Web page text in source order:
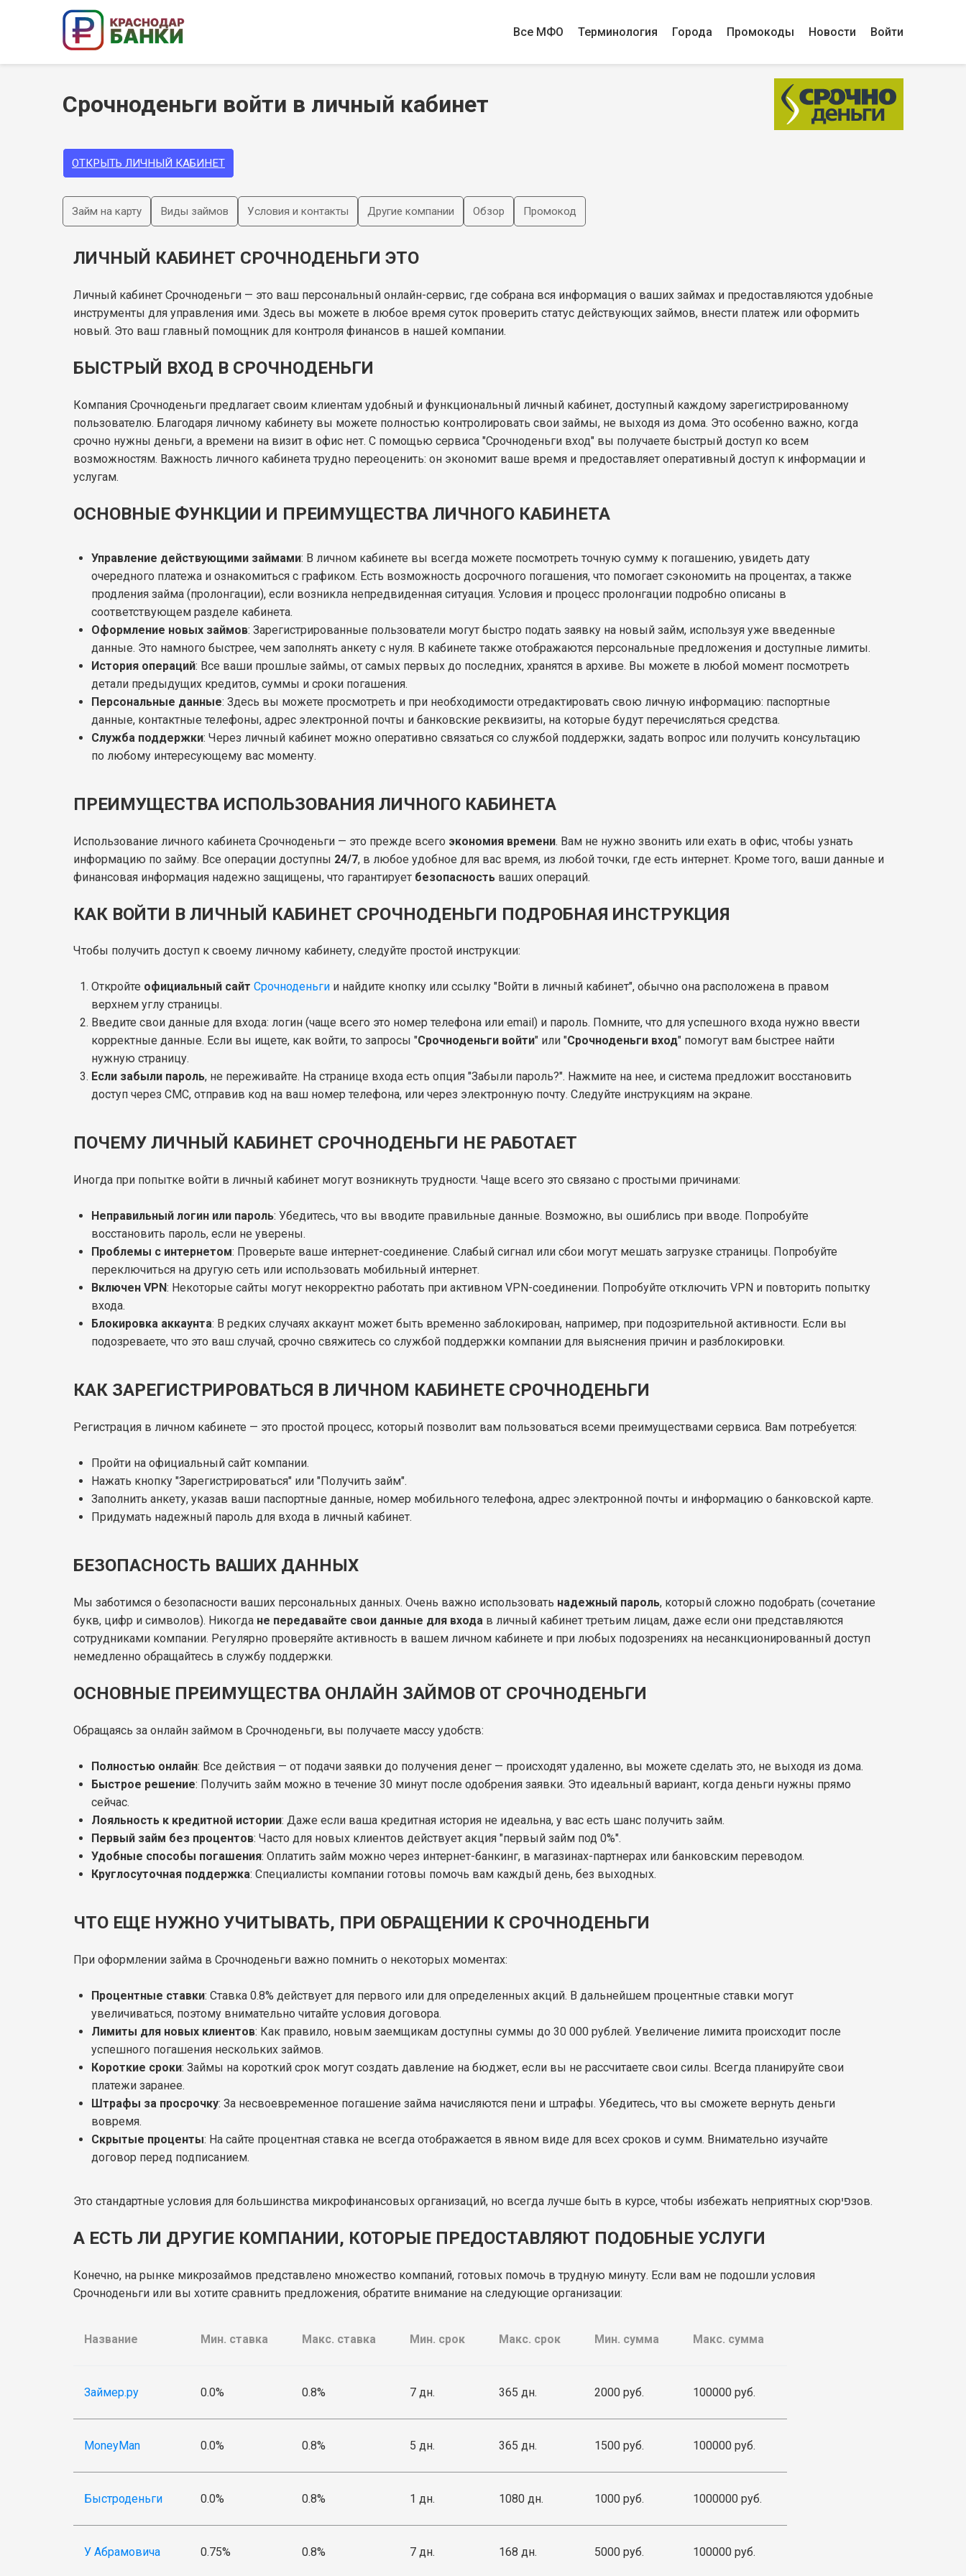
Все МФО Терминология Города Промокоды Новости Войти
Срочноденьги войти в личный кабинет
ОТКРЫТЬ ЛИЧНЫЙ КАБИНЕТ
Займ на карту Виды займов Условия и контакты Другие компании Обзор Промокод
ЛИЧНЫЙ КАБИНЕТ СРОЧНОДЕНЬГИ ЭТО
Личный кабинет Срочноденьги — это ваш персональный онлайн-сервис, где собрана вся информация о ваших займах и предоставляются удобные
инструменты для управления ими. Здесь вы можете в любое время суток проверить статус действующих займов, внести платеж или оформить
новый. Это ваш главный помощник для контроля финансов в нашей компании.
БЫСТРЫЙ ВХОД В СРОЧНОДЕНЬГИ
Компания Срочноденьги предлагает своим клиентам удобный и функциональный личный кабинет, доступный каждому зарегистрированному
пользователю. Благодаря личному кабинету вы можете полностью контролировать свои займы, не выходя из дома. Это особенно важно, когда
срочно нужны деньги, а времени на визит в офис нет. С помощью сервиса "Срочноденьги вход" вы получаете быстрый доступ ко всем
возможностям. Важность личного кабинета трудно переоценить: он экономит ваше время и предоставляет оперативный доступ к информации и
услугам.
ОСНОВНЫЕ ФУНКЦИИ И ПРЕИМУЩЕСТВА ЛИЧНОГО КАБИНЕТА
Управление действующими займами: В личном кабинете вы всегда можете посмотреть точную сумму к погашению, увидеть дату
очередного платежа и ознакомиться с графиком. Есть возможность досрочного погашения, что помогает сэкономить на процентах, а также
продления займа (пролонгации), если возникла непредвиденная ситуация. Условия и процесс пролонгации подробно описаны в
соответствующем разделе кабинета.
Оформление новых займов: Зарегистрированные пользователи могут быстро подать заявку на новый займ, используя уже введенные
данные. Это намного быстрее, чем заполнять анкету с нуля. В кабинете также отображаются персональные предложения и доступные лимиты.
История операций: Все ваши прошлые займы, от самых первых до последних, хранятся в архиве. Вы можете в любой момент посмотреть
детали предыдущих кредитов, суммы и сроки погашения.
Персональные данные: Здесь вы можете просмотреть и при необходимости отредактировать свою личную информацию: паспортные
данные, контактные телефоны, адрес электронной почты и банковские реквизиты, на которые будут перечисляться средства.
Служба поддержки: Через личный кабинет можно оперативно связаться со службой поддержки, задать вопрос или получить консультацию
по любому интересующему вас моменту.
ПРЕИМУЩЕСТВА ИСПОЛЬЗОВАНИЯ ЛИЧНОГО КАБИНЕТА
Использование личного кабинета Срочноденьги — это прежде всего экономия времени. Вам не нужно звонить или ехать в офис, чтобы узнать
информацию по займу. Все операции доступны 24/7, в любое удобное для вас время, из любой точки, где есть интернет. Кроме того, ваши данные и
финансовая информация надежно защищены, что гарантирует безопасность ваших операций.
КАК ВОЙТИ В ЛИЧНЫЙ КАБИНЕТ СРОЧНОДЕНЬГИ ПОДРОБНАЯ ИНСТРУКЦИЯ
Чтобы получить доступ к своему личному кабинету, следуйте простой инструкции:
Откройте официальный сайт Срочноденьги и найдите кнопку или ссылку "Войти в личный кабинет", обычно она расположена в правом
верхнем углу страницы.
Введите свои данные для входа: логин (чаще всего это номер телефона или email) и пароль. Помните, что для успешного входа нужно ввести
корректные данные. Если вы ищете, как войти, то запросы "Срочноденьги войти" или "Срочноденьги вход" помогут вам быстрее найти
нужную страницу.
Если забыли пароль, не переживайте. На странице входа есть опция "Забыли пароль?". Нажмите на нее, и система предложит восстановить
доступ через СМС, отправив код на ваш номер телефона, или через электронную почту. Следуйте инструкциям на экране.
ПОЧЕМУ ЛИЧНЫЙ КАБИНЕТ СРОЧНОДЕНЬГИ НЕ РАБОТАЕТ
Иногда при попытке войти в личный кабинет могут возникнуть трудности. Чаще всего это связано с простыми причинами:
Неправильный логин или пароль: Убедитесь, что вы вводите правильные данные. Возможно, вы ошиблись при вводе. Попробуйте
восстановить пароль, если не уверены.
Проблемы с интернетом: Проверьте ваше интернет-соединение. Слабый сигнал или сбои могут мешать загрузке страницы. Попробуйте
переключиться на другую сеть или использовать мобильный интернет.
Включен VPN: Некоторые сайты могут некорректно работать при активном VPN-соединении. Попробуйте отключить VPN и повторить попытку
входа.
Блокировка аккаунта: В редких случаях аккаунт может быть временно заблокирован, например, при подозрительной активности. Если вы
подозреваете, что это ваш случай, срочно свяжитесь со службой поддержки компании для выяснения причин и разблокировки.
КАК ЗАРЕГИСТРИРОВАТЬСЯ В ЛИЧНОМ КАБИНЕТЕ СРОЧНОДЕНЬГИ
Регистрация в личном кабинете — это простой процесс, который позволит вам пользоваться всеми преимуществами сервиса. Вам потребуется:
Пройти на официальный сайт компании.
Нажать кнопку "Зарегистрироваться" или "Получить займ".
Заполнить анкету, указав ваши паспортные данные, номер мобильного телефона, адрес электронной почты и информацию о банковской карте.
Придумать надежный пароль для входа в личный кабинет.
БЕЗОПАСНОСТЬ ВАШИХ ДАННЫХ
Мы заботимся о безопасности ваших персональных данных. Очень важно использовать надежный пароль, который сложно подобрать (сочетание
букв, цифр и символов). Никогда не передавайте свои данные для входа в личный кабинет третьим лицам, даже если они представляются
сотрудниками компании. Регулярно проверяйте активность в вашем личном кабинете и при любых подозрениях на несанкционированный доступ
немедленно обращайтесь в службу поддержки.
ОСНОВНЫЕ ПРЕИМУЩЕСТВА ОНЛАЙН ЗАЙМОВ ОТ СРОЧНОДЕНЬГИ
Обращаясь за онлайн займом в Срочноденьги, вы получаете массу удобств:
Полностью онлайн: Все действия — от подачи заявки до получения денег — происходят удаленно, вы можете сделать это, не выходя из дома.
Быстрое решение: Получить займ можно в течение 30 минут после одобрения заявки. Это идеальный вариант, когда деньги нужны прямо
сейчас.
Лояльность к кредитной истории: Даже если ваша кредитная история не идеальна, у вас есть шанс получить займ.
Первый займ без процентов: Часто для новых клиентов действует акция "первый займ под 0%".
Удобные способы погашения: Оплатить займ можно через интернет-банкинг, в магазинах-партнерах или банковским переводом.
Круглосуточная поддержка: Специалисты компании готовы помочь вам каждый день, без выходных.
ЧТО ЕЩЕ НУЖНО УЧИТЫВАТЬ, ПРИ ОБРАЩЕНИИ К СРОЧНОДЕНЬГИ
При оформлении займа в Срочноденьги важно помнить о некоторых моментах:
Процентные ставки: Ставка 0.8% действует для первого или для определенных акций. В дальнейшем процентные ставки могут
увеличиваться, поэтому внимательно читайте условия договора.
Лимиты для новых клиентов: Как правило, новым заемщикам доступны суммы до 30 000 рублей. Увеличение лимита происходит после
успешного погашения нескольких займов.
Короткие сроки: Займы на короткий срок могут создать давление на бюджет, если вы не рассчитаете свои силы. Всегда планируйте свои
платежи заранее.
Штрафы за просрочку: За несвоевременное погашение займа начисляются пени и штрафы. Убедитесь, что вы сможете вернуть деньги
вовремя.
Скрытые проценты: На сайте процентная ставка не всегда отображается в явном виде для всех сроков и сумм. Внимательно изучайте
договор перед подписанием.
Это стандартные условия для большинства микрофинансовых организаций, но всегда лучше быть в курсе, чтобы избежать неприятных сюрפיзов.
А ЕСТЬ ЛИ ДРУГИЕ КОМПАНИИ, КОТОРЫЕ ПРЕДОСТАВЛЯЮТ ПОДОБНЫЕ УСЛУГИ
Конечно, на рынке микрозаймов представлено множество компаний, готовых помочь в трудную минуту. Если вам не подошли условия
Срочноденьги или вы хотите сравнить предложения, обратите внимание на следующие организации:
Название Мин. ставка Макс. ставка Мин. срок Макс. срок Мин. сумма Макс. сумма
Займер.ру 0.0% 0.8% 7 дн. 365 дн. 2000 руб. 100000 руб.
MoneyMan 0.0% 0.8% 5 дн. 365 дн. 1500 руб. 100000 руб.
Быстроденьги 0.0% 0.8% 1 дн. 1080 дн. 1000 руб. 1000000 руб.
У Абрамовича 0.75% 0.8% 7 дн. 168 дн. 5000 руб. 100000 руб.